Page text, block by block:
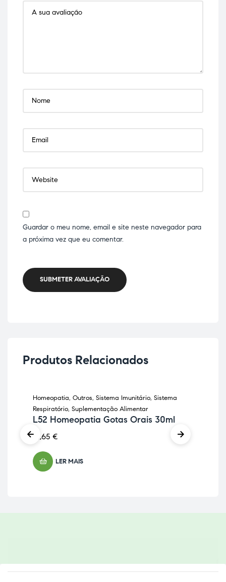
Guardar o meu nome, email e site neste navegador para
a próxima vez que eu comentar.
SUBMETER AVALIAÇÃO
Produtos Relacionados
ESGOTADO
Homeopatia, Outros, Sistema Imunitário, Sistema
Respiratório, Suplementação Alimentar
L52 Homeopatia Gotas Orais 30ml
12,65 €
LER MAIS